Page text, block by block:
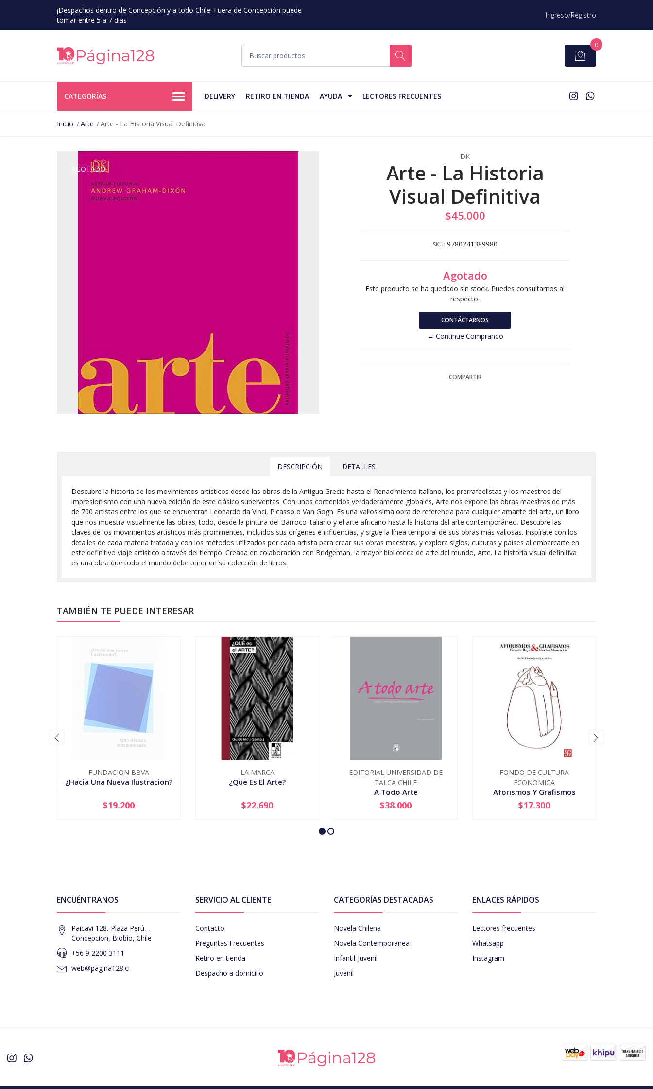
¡Despachos dentro de Concepción y a todo Chile! Fuera de Concepción puede
tomar entre 5 a 7 días
Ingreso/Registro
0
CATEGORÍAS DELIVERY RETIRO EN TIENDA AYUDA LECTORES FRECUENTES
Inicio Arte Arte - La Historia Visual Definitiva
AGOTADO
DK
Arte - La Historia
Visual Definitiva
$45.000
SKU: 9780241389980
Agotado
Este producto se ha quedado sin stock. Puedes consultarnos al
respecto.
CONTÁCTARNOS
← Continue Comprando
COMPARTIR
DESCRIPCIÓN DETALLES
Descubre la historia de los movimientos artísticos desde las obras de la Antigua Grecia hasta el Renacimiento italiano, los prerrafaelistas y los maestros del
impresionismo con una nueva edición de este clásico superventas. Con unos contenidos verdaderamente globales, Arte nos expone las obras maestras de más
de 700 artistas entre los que se encuentran Leonardo da Vinci, Picasso o Van Gogh. Es una valiosísima obra de referencia para cualquier amante del arte, un libro
que nos muestra visualmente las obras; todo, desde la pintura del Barroco italiano y el arte africano hasta la historia del arte contemporáneo. Descubre las
claves de los movimientos artísticos más prominentes, incluidos sus orígenes e influencias, y sigue la línea temporal de sus obras más valiosas. Inspírate con los
detalles de cada materia tratada y con los métodos utilizados por cada artista para crear sus obras maestras, y explora siglos, culturas y países al embarcarte en
este definitivo viaje artístico a través del tiempo. Creada en colaboración con Bridgeman, la mayor biblioteca de arte del mundo, Arte. La historia visual definitiva
es una obra que todo el mundo debe tener en su colección de libros.
TAMBIÉN TE PUEDE INTERESAR
FUNDACION BBVA
¿Hacia Una Nueva Ilustracion?
AGOTADO
$19.200
LA MARCA
¿Que Es El Arte?
+
$22.690
EDITORIAL UNIVERSIDAD DE
TALCA CHILE
A Todo Arte
+
$38.000
FONDO DE CULTURA
ECONOMICA
Aforismos Y Grafismos
+
$17.300
ENCUÉNTRANOS
Paicavi 128, Plaza Perú, ,
Concepcion, Biobío, Chile
+56 9 2200 3111
web@pagina128.cl
SERVICIO AL CLIENTE
Contacto
Preguntas Frecuentes
Retiro en tienda
Despacho a domicilio
CATEGORÍAS DESTACADAS
Novela Chilena
Novela Contemporanea
Infantil-Juvenil
Juvenil
ENLACES RÁPIDOS
Lectores frecuentes
Whatsapp
Instagram